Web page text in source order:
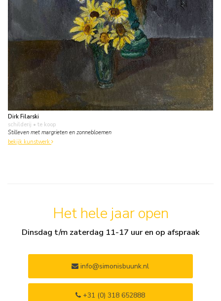
Dirk Filarski
schilderij • te koop
Stilleven met margrieten en zonnebloemen
bekijk kunstwerk
Het hele jaar open
Dinsdag t/m zaterdag 11-17 uur en op afspraak
info@simonisbuunk.nl
+31 (0) 318 652888